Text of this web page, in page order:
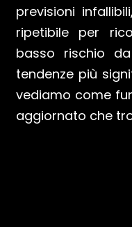
previsioni
ripetibile per
basso rischio
tendenze più
vediamo come
aggiornato che